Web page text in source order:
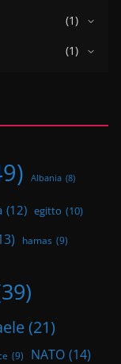
(1)
(1)
Albania (8)
(12) egitto (10)
hamas (9)
(21)
(9) NATO (14)